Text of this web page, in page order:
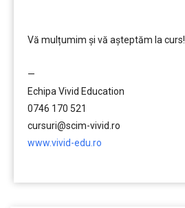
Vă mulțumim și vă aşteptăm la curs!
—
Echipa Vivid Education
0746 170 521
cursuri@scim-vivid.ro
www.vivid-edu.ro